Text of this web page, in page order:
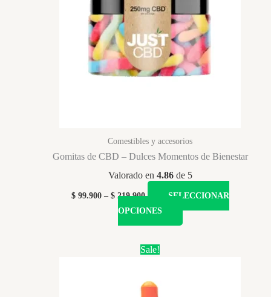
Comestibles y accesorios
Gomitas de CBD – Dulces Momentos de Bienestar
Valorado en 4.86de 5
$99.900 – $219.900Price
$ 99.900
through
SELECCIONAR
OPCIONES
Este
producto
Sale!